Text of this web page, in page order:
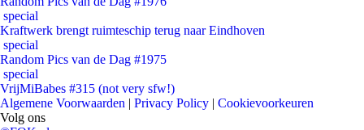
special
Kraftwerk brengt ruimteschip terug naar Eindhoven
special
Random Pics van de Dag #1975
special
VrijMiBabes #315 (not very sfw!)
Algemene Voorwaarden | Privacy Policy | Cookievoorkeuren
Volg ons